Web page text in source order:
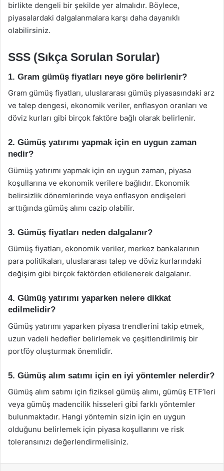
birlikte dengeli bir şekilde yer almalıdır. Böylece,
piyasalardaki dalgalanmalara karşı daha dayanıklı
olabilirsiniz.
SSS (Sıkça Sorulan Sorular)
1. Gram gümüş fiyatları neye göre belirlenir?
Gram gümüş fiyatları, uluslararası gümüş piyasasındaki arz
ve talep dengesi, ekonomik veriler, enflasyon oranları ve
döviz kurları gibi birçok faktöre bağlı olarak belirlenir.
2. Gümüş yatırımı yapmak için en uygun zaman
nedir?
Gümüş yatırımı yapmak için en uygun zaman, piyasa
koşullarına ve ekonomik verilere bağlıdır. Ekonomik
belirsizlik dönemlerinde veya enflasyon endişeleri
arttığında gümüş alımı cazip olabilir.
3. Gümüş fiyatları neden dalgalanır?
Gümüş fiyatları, ekonomik veriler, merkez bankalarının
para politikaları, uluslararası talep ve döviz kurlarındaki
değişim gibi birçok faktörden etkilenerek dalgalanır.
4. Gümüş yatırımı yaparken nelere dikkat
edilmelidir?
Gümüş yatırımı yaparken piyasa trendlerini takip etmek,
uzun vadeli hedefler belirlemek ve çeşitlendirilmiş bir
portföy oluşturmak önemlidir.
5. Gümüş alım satımı için en iyi yöntemler nelerdir?
Gümüş alım satımı için fiziksel gümüş alımı, gümüş ETF’leri
veya gümüş madencilik hisseleri gibi farklı yöntemler
bulunmaktadır. Hangi yöntemin sizin için en uygun
olduğunu belirlemek için piyasa koşullarını ve risk
toleransınızı değerlendirmelisiniz.